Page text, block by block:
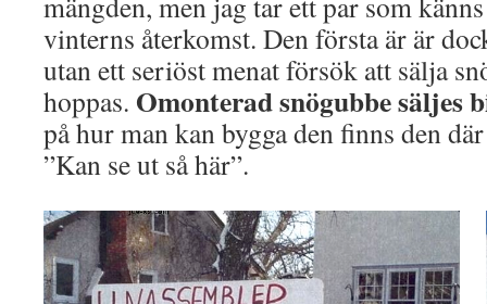
vinterns återkomst. Den första är är
utan ett seriöst menat försök att sälja
hoppas. Omonterad snögubbe säljes
på hur man kan bygga den finns den
”Kan se ut så här”.